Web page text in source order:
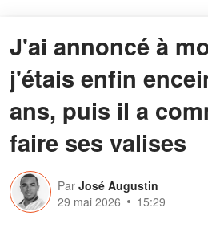
J'ai annoncé à
j'étais enfin
ans, puis il a
faire ses valises
Par José Augustin
29 mai 2026
15:29